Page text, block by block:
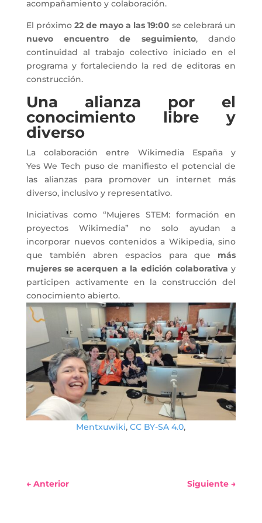
acompañamiento y colaboración.
El próximo 22 de mayo a las 19:00 se celebrará un
nuevo encuentro de seguimiento, dando
continuidad al trabajo colectivo iniciado en el
programa y fortaleciendo la red de editoras en
construcción.
Una alianza por el
conocimiento libre y
diverso
La colaboración entre Wikimedia España y
Yes We Tech puso de manifiesto el potencial de
las alianzas para promover un internet más
diverso, inclusivo y representativo.
Iniciativas como “Mujeres STEM: formación en
proyectos Wikimedia” no solo ayudan a
incorporar nuevos contenidos a Wikipedia, sino
que también abren espacios para que más
mujeres se acerquen a la edición colaborativa y
participen activamente en la construcción del
conocimiento abierto.
Mentxuwiki,CC BY-SA 4.0,
← Anterior Siguiente →